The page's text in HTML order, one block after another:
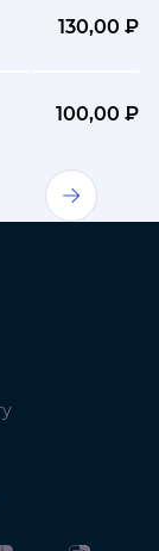
130,00 ₽
100,00 ₽